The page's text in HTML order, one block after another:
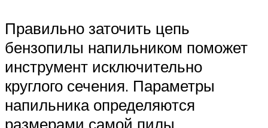
Правильно заточить цепь
бензопилы напильником поможет
инструмент исключительно
круглого сечения. Параметры
напильника определяются
размерами самой пилы